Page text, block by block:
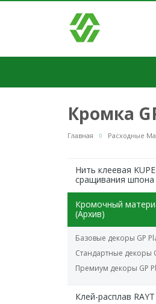
Кромка
Главная Расходные
Нить клеевая
сращивания шпона
Кромочный
(Архив)
Базовые декоры GP
Стандартные декоры
Премиум декоры GP
Клей-расплав